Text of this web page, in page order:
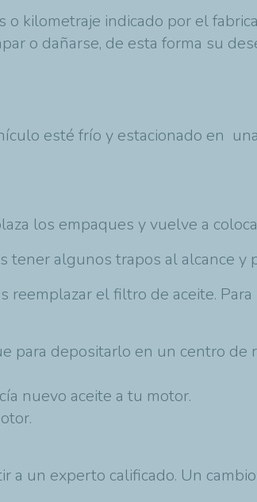
kilometraje indicado por el
o dañarse, de esta forma su
esté frío y estacionado en
los empaques y vuelve a
tener algunos trapos al alcance y
el filtro de aceite. Para
para depositarlo en un centro de
nuevo aceite a tu motor.
un experto calificado. Un